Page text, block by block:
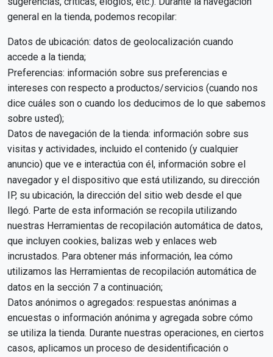
general en la tienda, podemos recopilar:
Datos de ubicación: datos de geolocalización cuando
accede a la tienda;
Preferencias: información sobre sus preferencias e
intereses con respecto a productos/servicios (cuando nos
dice cuáles son o cuando los deducimos de lo que sabemos
sobre usted);
Datos de navegación de la tienda: información sobre sus
visitas y actividades, incluido el contenido (y cualquier
anuncio) que ve e interactúa con él, información sobre el
navegador y el dispositivo que está utilizando, su dirección
IP, su ubicación, la dirección del sitio web desde el que
llegó. Parte de esta información se recopila utilizando
nuestras Herramientas de recopilación automática de datos,
que incluyen cookies, balizas web y enlaces web
incrustados. Para obtener más información, lea cómo
utilizamos las Herramientas de recopilación automática de
datos en la sección 7 a continuación;
Datos anónimos o agregados: respuestas anónimas a
encuestas o información anónima y agregada sobre cómo
se utiliza la tienda. Durante nuestras operaciones, en ciertos
casos, aplicamos un proceso de desidentificación o